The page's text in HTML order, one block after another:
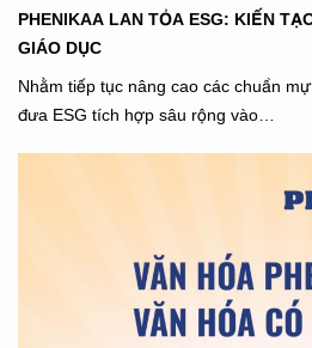
PHENIKAA LAN TỎA ESG: KIẾN
GIÁO DỤC
Nhằm tiếp tục nâng cao các chuẩn
đưa ESG tích hợp sâu rộng vào…